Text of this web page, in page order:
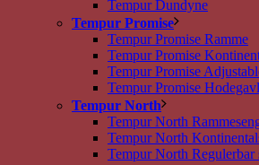
Tempur Dundyne
Tempur Promise
Tempur Promise Ramme
Tempur Promise
Tempur Promise
Tempur Promise Hodegavl
Tempur North
Tempur North
Tempur North
Tempur North Regulerbar